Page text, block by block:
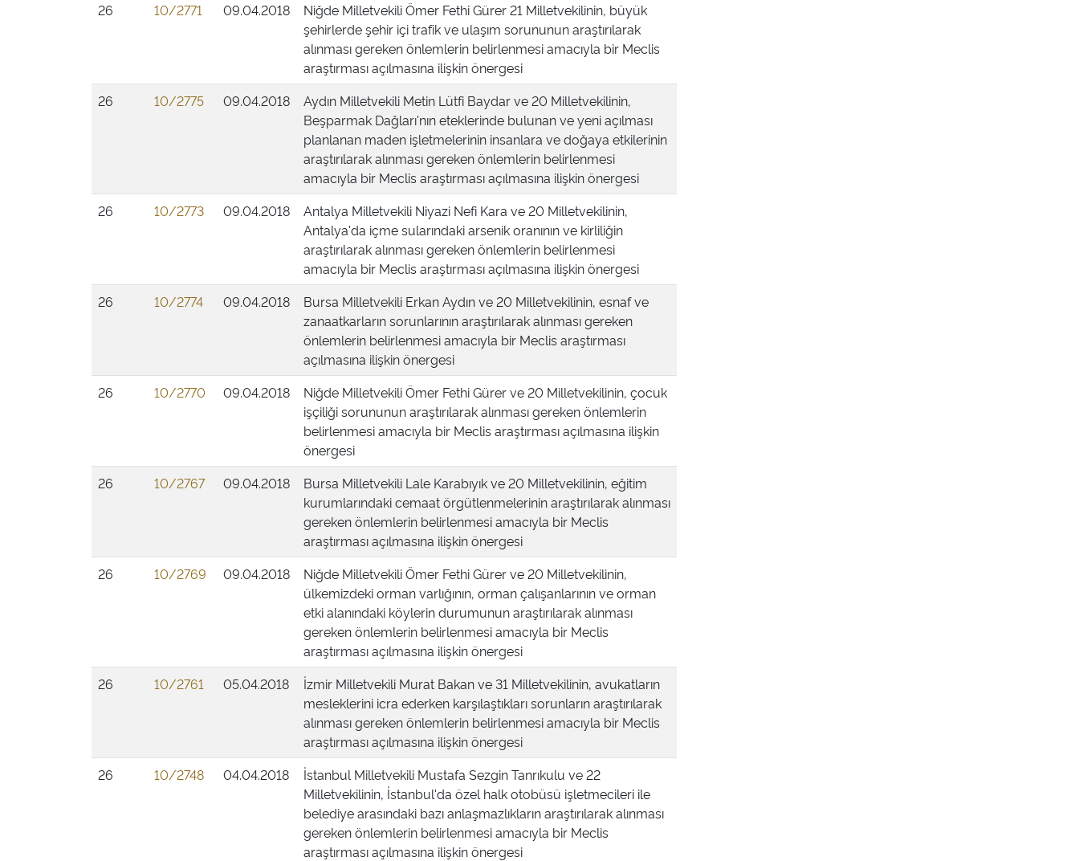
26
10/2771 09.04.2018
Niğde Milletvekili Ömer Fethi Gürer 21 Milletvekilinin, büyük
şehirlerde şehir içi trafik ve ulaşım sorununun araştırılarak
alınması gereken önlemlerin belirlenmesi amacıyla bir Meclis
araştırması açılmasına ilişkin önergesi
26
10/2775 09.04.2018
Aydın Milletvekili Metin Lütfi Baydar ve 20 Milletvekilinin,
Beşparmak Dağları'nın eteklerinde bulunan ve yeni açılması
planlanan maden işletmelerinin insanlara ve doğaya etkilerinin
araştırılarak alınması gereken önlemlerin belirlenmesi
amacıyla bir Meclis araştırması açılmasına ilişkin önergesi
26
10/2773 09.04.2018
Antalya Milletvekili Niyazi Nefi Kara ve 20 Milletvekilinin,
Antalya'da içme sularındaki arsenik oranının ve kirliliğin
araştırılarak alınması gereken önlemlerin belirlenmesi
amacıyla bir Meclis araştırması açılmasına ilişkin önergesi
26
10/2774 09.04.2018
Bursa Milletvekili Erkan Aydın ve 20 Milletvekilinin, esnaf ve
zanaatkarların sorunlarının araştırılarak alınması gereken
önlemlerin belirlenmesi amacıyla bir Meclis araştırması
açılmasına ilişkin önergesi
26
10/2770 09.04.2018
Niğde Milletvekili Ömer Fethi Gürer ve 20 Milletvekilinin, çocuk
işçiliği sorununun araştırılarak alınması gereken önlemlerin
belirlenmesi amacıyla bir Meclis araştırması açılmasına ilişkin
önergesi
26
10/2767 09.04.2018
Bursa Milletvekili Lale Karabıyık ve 20 Milletvekilinin, eğitim
kurumlarındaki cemaat örgütlenmelerinin araştırılarak alınması
gereken önlemlerin belirlenmesi amacıyla bir Meclis
araştırması açılmasına ilişkin önergesi
26
10/2769 09.04.2018
Niğde Milletvekili Ömer Fethi Gürer ve 20 Milletvekilinin,
ülkemizdeki orman varlığının, orman çalışanlarının ve orman
etki alanındaki köylerin durumunun araştırılarak alınması
gereken önlemlerin belirlenmesi amacıyla bir Meclis
araştırması açılmasına ilişkin önergesi
26
10/2761 05.04.2018
İzmir Milletvekili Murat Bakan ve 31 Milletvekilinin, avukatların
mesleklerini icra ederken karşılaştıkları sorunların araştırılarak
alınması gereken önlemlerin belirlenmesi amacıyla bir Meclis
araştırması açılmasına ilişkin önergesi
26
10/2748 04.04.2018
İstanbul Milletvekili Mustafa Sezgin Tanrıkulu ve 22
Milletvekilinin, İstanbul'da özel halk otobüsü işletmecileri ile
belediye arasındaki bazı anlaşmazlıkların araştırılarak alınması
gereken önlemlerin belirlenmesi amacıyla bir Meclis
araştırması açılmasına ilişkin önergesi